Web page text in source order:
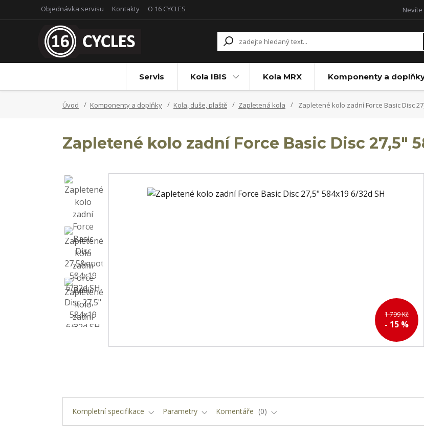
Objednávka servisu Kontakty O 16 CYCLES
Servis Kola IBIS Kola MRX Komponenty a
Úvod Komponenty a doplňky Kola, duše, plaště Zapletená kola Zapletené kolo zadní Force Basic Disc
Zapletené kolo zadní Force Basic Disc 27,5"
1 799 Kč
- 15 %
Kompletní specifikace Parametry Komentáře 0